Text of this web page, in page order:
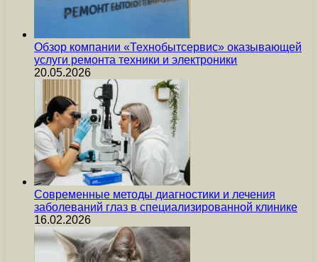
Обзор компании «Технобытсервис» оказывающей
услуги ремонта техники и электроники
20.05.2026
Современные методы диагностики и лечения
заболеваний глаз в специализированной клинике
16.02.2026